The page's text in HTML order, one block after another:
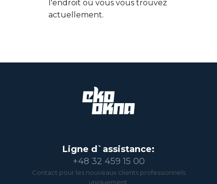
l'endroit où vous vous trouvez
actuellement.
Ligne d`assistance:
+48 32 459 15 00
Contact pour les nouveaux clients professionnels
uniquement.